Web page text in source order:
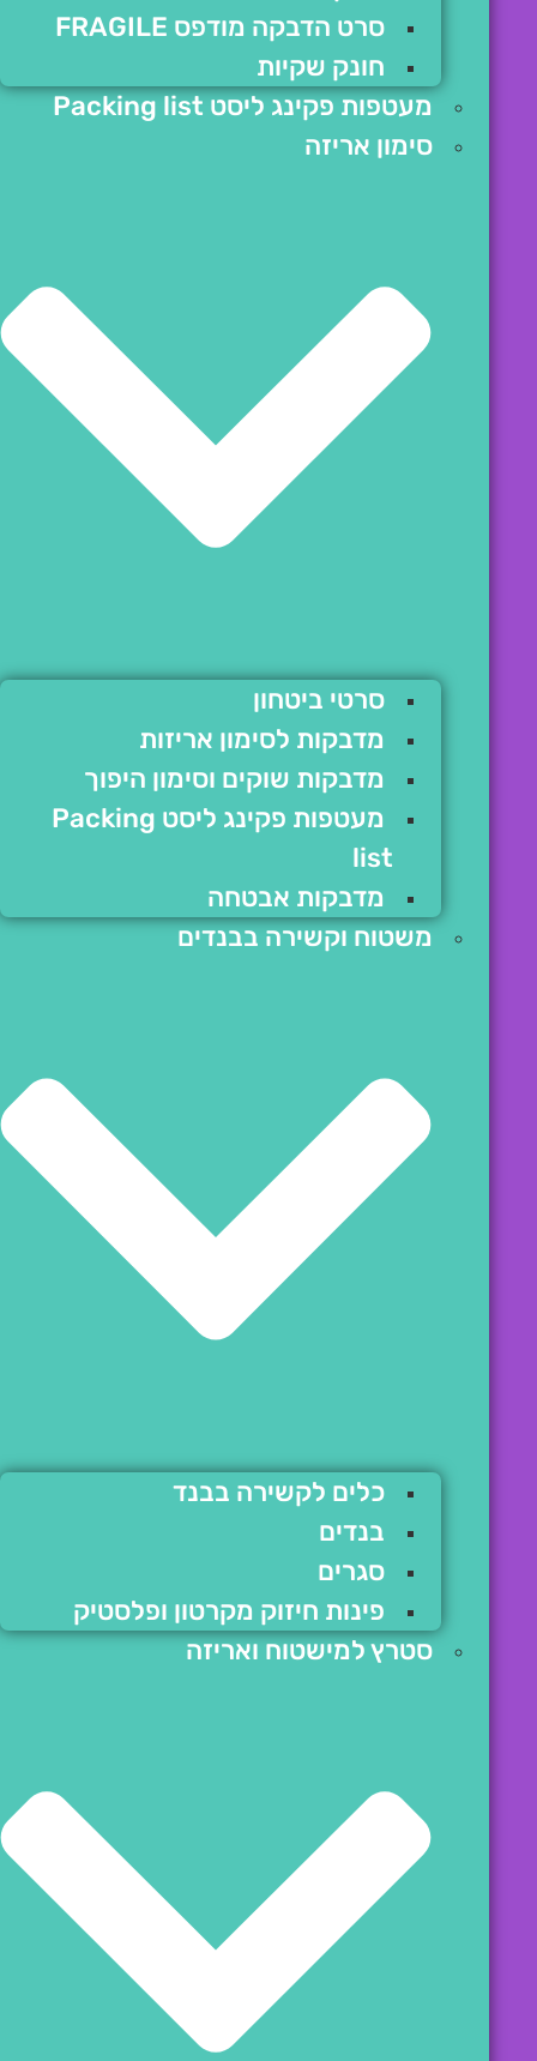
סרט הדבקה מודפס FRAGILE
חונק שקיות
מעטפות פקינג ליסט Packing list
סימון אריזה
סרטי ביטחון
מדבקות לסימון אריזות
מדבקות שוקים וסימון היפוך
מעטפות פקינג ליסט Packing
list
מדבקות אבטחה
משטוח וקשירה בבנדים
כלים לקשירה בבנד
בנדים
סגרים
פינות חיזוק מקרטון ופלסטיק
סטרץ למישטוח ואריזה